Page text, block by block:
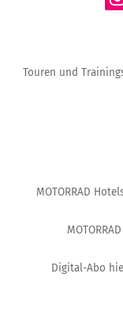
Touren und
MOTORRAD
Digital-Abo